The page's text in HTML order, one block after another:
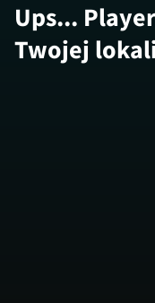
Ups...
Twojej